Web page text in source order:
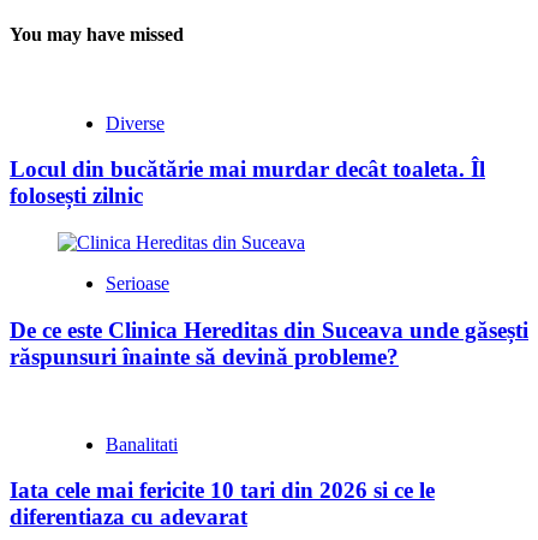
You may have missed
Diverse
Locul din bucătărie mai murdar decât toaleta. Îl
folosești zilnic
Serioase
De ce este Clinica Hereditas din Suceava unde găsești
răspunsuri înainte să devină probleme?
Banalitati
Iata cele mai fericite 10 tari din 2026 si ce le
diferentiaza cu adevarat